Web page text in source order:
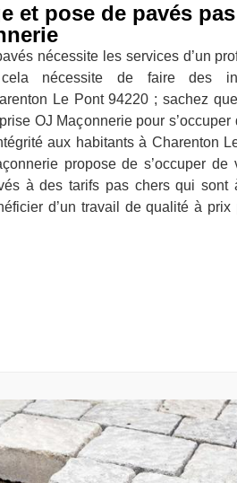
et pose de pavés
nécessite les services d’un
nécessite de faire des
Le Pont 94220 ; sachez
OJ Maçonnerie pour s’occuper
aux habitants à Charenton
propose de s’occuper de
à des tarifs pas chers qui sont
d’un travail de qualité à prix